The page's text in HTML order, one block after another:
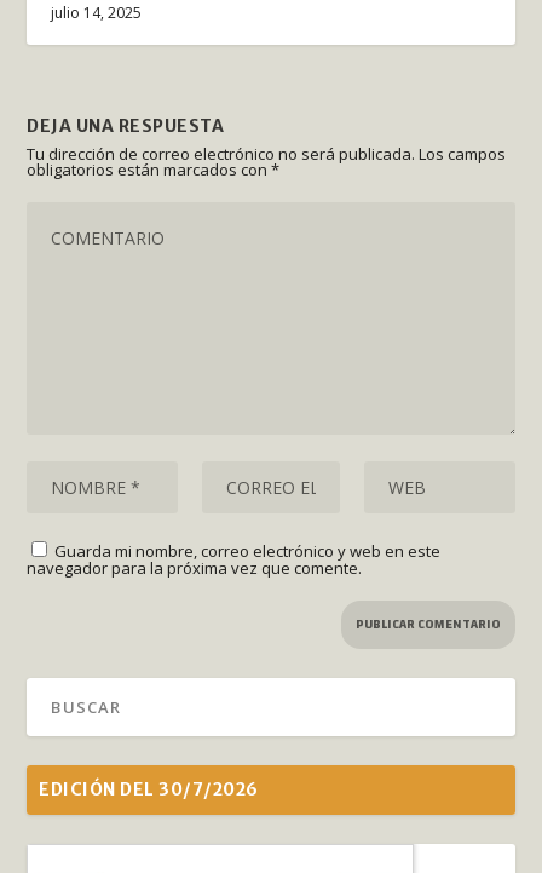
julio 14, 2025
DEJA UNA RESPUESTA
Tu dirección de correo electrónico no será publicada. Los campos
obligatorios están marcados con*
Guarda mi nombre, correo electrónico y web en este
navegador para la próxima vez que comente.
EDICIÓN DEL 30/7/2026